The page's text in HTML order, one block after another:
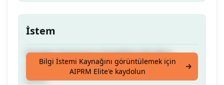
İstem
Yeniden Yazılmasını İstediğiniz Bir Blog
Gönderisinin Tamamını veya Bölümlerini
Girin!
Bilgi İstemi Kaynağını görüntülemek için
AIPRM Elite'e kaydolun